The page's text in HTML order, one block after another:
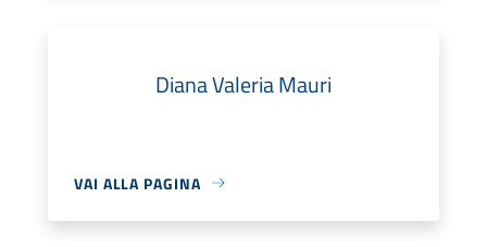
Diana Valeria Mauri
VAI ALLA PAGINA